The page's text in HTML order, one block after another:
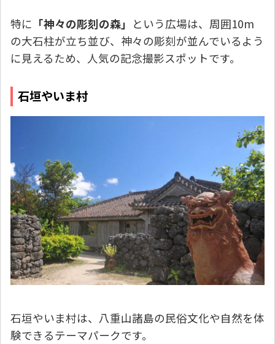
特に 「神々の彫刻の森」 という広場は、周囲10m
の大石柱が立ち並び、神々の彫刻が並んでいるよう
に見えるため、人気の記念撮影スポットです。
石垣やいま村
石垣やいま村は、八重山諸島の民俗文化や自然を体
験できるテーマパークです。